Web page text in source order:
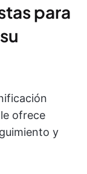
para
ofrece
y